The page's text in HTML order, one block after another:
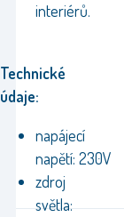
interiérů.
Technické
údaje:
napájecí
napětí: 230V
zdroj
světla: